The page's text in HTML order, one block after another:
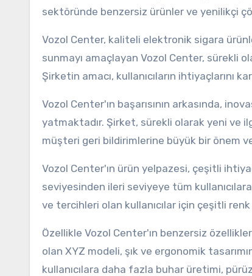
sektöründe benzersiz ürünler ve yenilikçi
Vozol Center, kaliteli elektronik sigara
sunmayı amaçlayan Vozol Center, sürekli
Şirketin amacı, kullanıcıların ihtiyaçlarını
Vozol Center'ın başarısının arkasında,
yatmaktadır. Şirket, sürekli olarak yeni ve
müşteri geri bildirimlerine büyük bir önem
Vozol Center'ın ürün yelpazesi, çeşitli
seviyesinden ileri seviyeye tüm
ve tercihleri olan kullanıcılar için çeşitli
Özellikle Vozol Center'ın benzersiz
olan XYZ modeli, şık ve ergonomik
kullanıcılara daha fazla buhar üretimi,